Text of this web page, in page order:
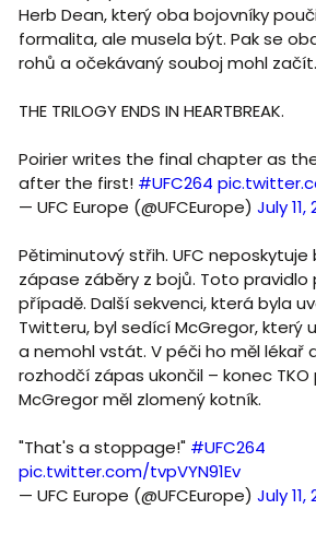
Herb Dean, který oba bojovníky
formalita, ale musela být. Pak se
rohů a očekávaný souboj mohl začít.
THE TRILOGY ENDS IN HEARTBREAK.
Poirier writes the final chapter as
after the first! #UFC264
— UFC Europe (@UFCEurope) July 11,
Pětiminutový střih. UFC
zápase záběry z bojů. Toto
případě. Další sekvenci, která byla
Twitteru, byl sedící McGregor, který
a nemohl vstát. V péči ho měl lékař
rozhodčí zápas ukončil – konec
McGregor měl zlomený kotník.
"That's a stoppage!" #UFC264
pic.twitter.com/tvpVYN91Ev
— UFC Europe (@UFCEurope) July 11,